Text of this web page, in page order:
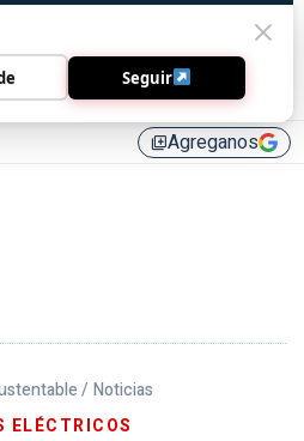
library_addAgreganos
/ Noticias
ELÉCTRICOS
Seguir